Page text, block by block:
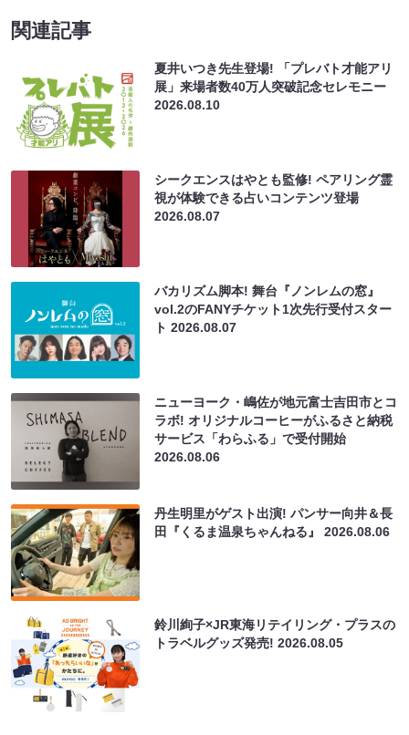
関連記事
夏井いつき先生登場! 「プレバト才能アリ
展」来場者数40万人突破記念セレモニー
2026.08.10
シークエンスはやとも監修! ペアリング霊
視が体験できる占いコンテンツ登場
2026.08.07
バカリズム脚本! 舞台『ノンレムの窓』
vol.2のFANYチケット1次先行受付スター
ト2026.08.07
ニューヨーク・嶋佐が地元富士吉田市とコ
ラボ! オリジナルコーヒーがふるさと納税
サービス「わらふる」で受付開始
2026.08.06
丹生明里がゲスト出演! パンサー向井＆長
田『くるま温泉ちゃんねる』2026.08.06
鈴川絢子×JR東海リテイリング・プラスの
トラベルグッズ発売!2026.08.05